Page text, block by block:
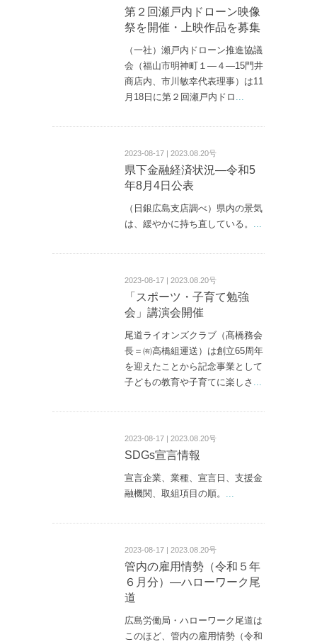
第２回瀬戸内ドローン映像
祭を開催・上映作品を募集
（一社）瀬戸内ドローン推進協議
会（福山市明神町１—４—15門井
商店内、市川敏幸代表理事）は11
月18日に第２回瀬戸内ドロ
2023-08-17 | 2023.08.20号
県下金融経済状況―令和5
年8月4日公表
（日銀広島支店調べ）県内の景気
は、緩やかに持ち直している。
2023-08-17 | 2023.08.20号
「スポーツ・子育て勉強
会」講演会開催
尾道ライオンズクラブ（髙橋務会
長＝㈲高橋組運送）は創立65周年
を迎えたことから記念事業として
子どもの教育や子育てに楽しさ
2023-08-17 | 2023.08.20号
SDGs宣言情報
宣言企業、業種、宣言日、支援金
融機関、取組項目の順。
2023-08-17 | 2023.08.20号
管内の雇用情勢（令和５年
６月分）―ハローワーク尾
道
広島労働局・ハローワーク尾道は
このほど、管内の雇用情勢（令和